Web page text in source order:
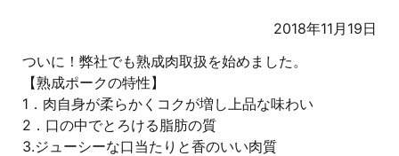
2018年11月19日
ついに！弊社でも熟成肉取扱を始めました。
【熟成ポークの特性】
1．肉自身が柔らかくコクが増し上品な味わい
2．口の中でとろける脂肪の質
3.ジューシーな口当たりと香のいい肉質